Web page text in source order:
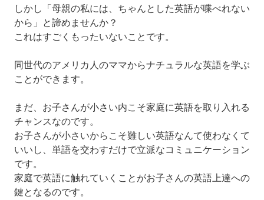
しかし「母親の私には、ちゃんとした英語が喋べれない
から」と諦めませんか？
これはすごくもったいないことです。
同世代のアメリカ人のママからナチュラルな英語を学ぶ
ことができます。
まだ、お子さんが小さい内こそ家庭に英語を取り入れる
チャンスなのです。
お子さんが小さいからこそ難しい英語なんて使わなくて
いいし、単語を交わすだけで立派なコミュニケーション
です。
家庭で英語に触れていくことがお子さんの英語上達への
鍵となるのです。